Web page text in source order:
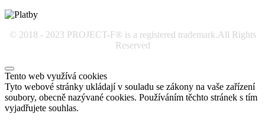
© 2018 - 2023 PROJECT-F® is a registered trademark.All Rights
Reserved
Tento web využívá cookies
Tyto webové stránky ukládají v souladu se zákony na vaše zařízení
soubory, obecně nazývané cookies. Používáním těchto stránek s tím
vyjadřujete souhlas.